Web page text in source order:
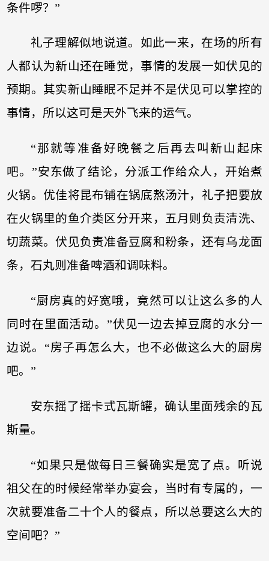
条件啰？”
礼子理解似地说道。如此一来，在场的所有
人都认为新山还在睡觉，事情的发展一如伏见的
预期。其实新山睡眠不足并不是伏见可以掌控的
事情，所以这可是天外飞来的运气。
“那就等准备好晚餐之后再去叫新山起床
吧。”安东做了结论，分派工作给众人，开始煮
火锅。优佳将昆布铺在锅底熬汤汁，礼子把要放
在火锅里的鱼介类区分开来，五月则负责清洗、
切蔬菜。伏见负责准备豆腐和粉条，还有乌龙面
条，石丸则准备啤酒和调味料。
“厨房真的好宽哦，竟然可以让这么多的人
同时在里面活动。”伏见一边去掉豆腐的水分一
边说。“房子再怎么大，也不必做这么大的厨房
吧。”
安东摇了摇卡式瓦斯罐，确认里面残余的瓦
斯量。
“如果只是做每日三餐确实是宽了点。听说
祖父在的时候经常举办宴会，当时有专属的，一
次就要准备二十个人的餐点，所以总要这么大的
空间吧？”